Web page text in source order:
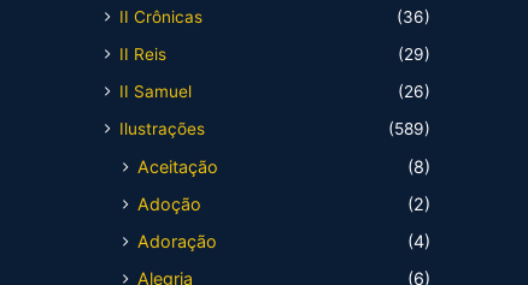
II Crônicas
(36)
II Reis
(29)
II Samuel
(26)
Ilustrações
(589)
Aceitação
(8)
Adoção
(2)
Adoração
(4)
Alegria
(6)